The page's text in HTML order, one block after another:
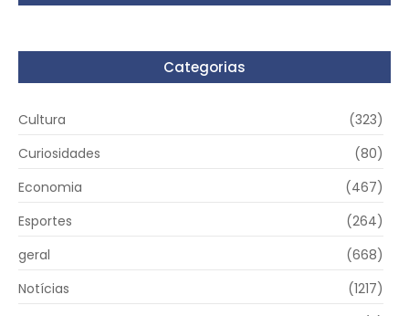
Categorias
Cultura
(323)
Curiosidades
(80)
Economia
(467)
Esportes
(264)
geral
(668)
Notícias
(1217)